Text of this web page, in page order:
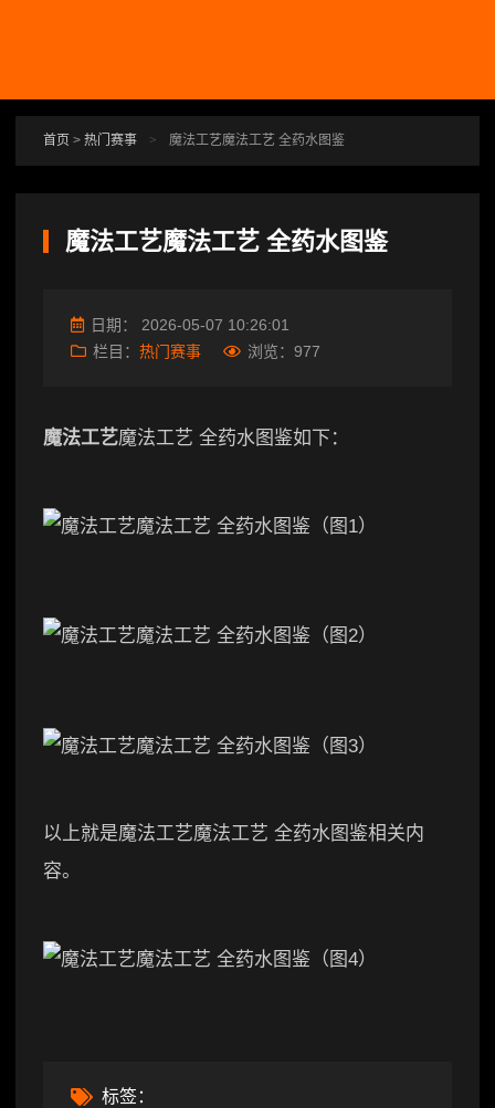
首页 > 热门赛事 > 魔法工艺魔法工艺 全药水图鉴
魔法工艺魔法工艺 全药水图鉴
日期： 2026-05-07 10:26:01
栏目： 热门赛事 浏览： 977
魔法工艺魔法工艺 全药水图鉴如下：
以上就是魔法工艺魔法工艺 全药水图鉴相关内
容。
标签：